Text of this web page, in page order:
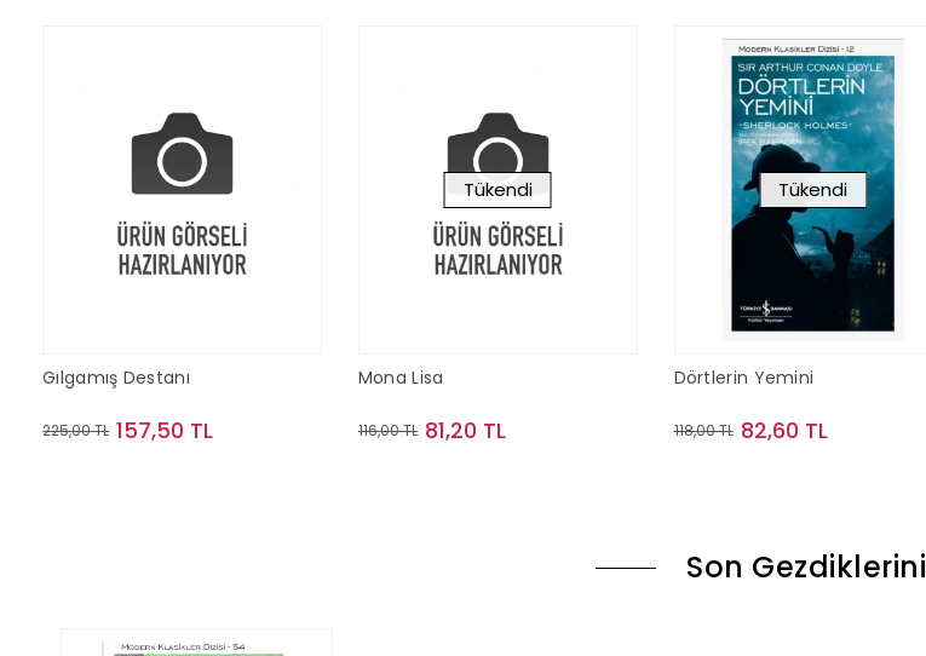
Gılgamış Destanı
225,00 TL 157,50 TL
Tükendi
Mona Lisa
116,00 TL 81,20 TL
Tükendi
Dörtlerin Yemini
118,00 TL 82,60 TL
Son